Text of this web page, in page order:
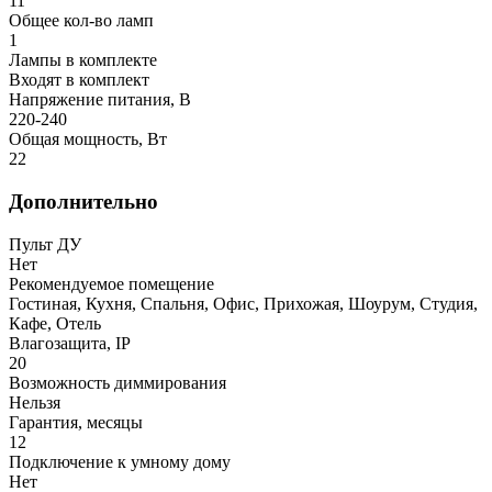
Общее кол-во ламп
1
Лампы в комплекте
Входят в комплект
Напряжение питания, В
220-240
Общая мощность, Вт
22
Дополнительно
Пульт ДУ
Нет
Рекомендуемое помещение
Гостиная, Кухня, Спальня, Офис, Прихожая, Шоурум, Студия,
Кафе, Отель
Влагозащита, IP
20
Возможность диммирования
Нельзя
Гарантия, месяцы
12
Подключение к умному дому
Нет